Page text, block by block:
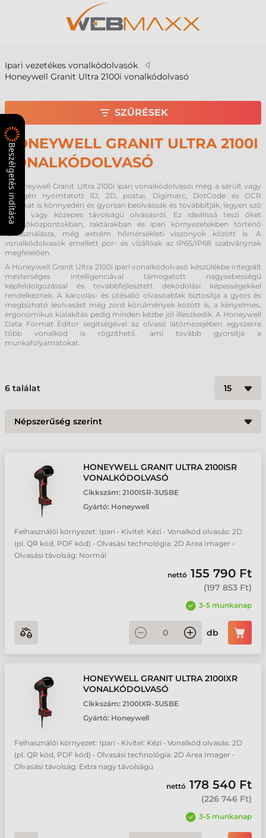
Ipari vezetékes vonalkódolvasók
Honeywell Granit Ultra 2100i vonalkódolvasó
HONEYWELL GRANIT ULTRA 2100I
VONALKÓDOLVASÓ
A Honeywell Granit Ultra 2100i ipari vonalkódolvasói még a sérült vagy
gyengén nyomtatott 1D, 2D, postai, Digimarc, DotCode és OCR
kódokat is könnyedén és gyorsan beolvassák és továbbítják, legyen szó
közeli vagy közepes távolságú olvasásról. Ez ideálissá teszi őket
elosztóközpontokban, raktárakban és ipari környezetekben történő
felhasználásra, még extrém hőmérsékleti viszonyok között is. A
vonalkódolvasók emellett por- és vízállóak az IP65/IP68 szabványnak
megfelelően.
A Honeywell Granit Ultra 2100i ipari vonalkódolvasó készülékbe integrált
mesterséges intelligenciával támogatott nagysebességű
képfeldolgozással és továbbfejlesztett dekódolási képességekkel
rendelkeznek. A karcolás- és ütésálló olvasóablak biztosítja a gyors és
megbízható leolvasást még zord körülmények között is, a kényelmes,
ergonomikus kialakítás pedig minden kézbe jól illeszkedik. A Honeywell
Data Format Editor segítségével az olvasó látómezejében egyszerre
több vonalkód is rögzíthető, ami tovább gyorsítja a
munkafolyamatokat.
6 találat
HONEYWELL GRANIT ULTRA 2100ISR
VONALKÓDOLVASÓ
Cikkszám: 2100ISR-3USBE
Gyártó: Honeywell
Felhasználói környezet: Ipari • Kivitel: Kézi • Vonalkód olvasás: 2D
(pl. QR kód, PDF kód) • Olvasási technológia: 2D Area Imager •
Olvasási távolság: Normál
nettó 155 790 Ft
(197 853 Ft)
3-5 munkanap
db
HONEYWELL GRANIT ULTRA 2100IXR
VONALKÓDOLVASÓ
Cikkszám: 2100IXR-3USBE
Gyártó: Honeywell
Felhasználói környezet: Ipari • Kivitel: Kézi • Vonalkód olvasás: 2D
(pl. QR kód, PDF kód) • Olvasási technológia: 2D Area Imager •
Olvasási távolság: Extra nagy távolságú
nettó 178 540 Ft
(226 746 Ft)
3-5 munkanap
SZŰRÉSEK
Beszélgetés indítása